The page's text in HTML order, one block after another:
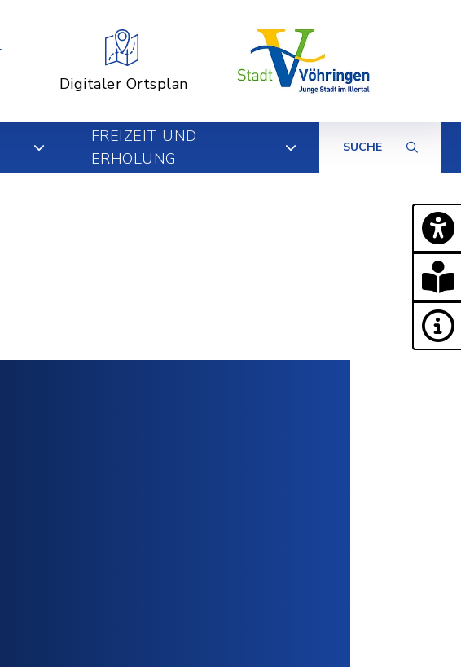
Digitaler Ortsplan
FREIZEIT UND
ERHOLUNG
SUCHE